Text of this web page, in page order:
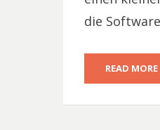
die
READ MORE